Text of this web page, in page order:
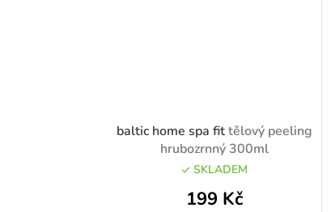
baltic home spa fittělový peeling
hrubozrnný 300ml
SKLADEM
199 Kč